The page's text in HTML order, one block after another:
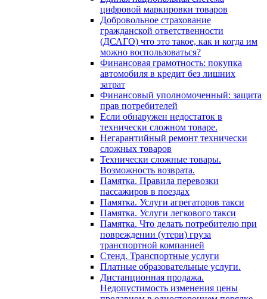
цифровой маркировки товаров
Добровольное страхование
гражданской ответственности
(ДСАГО) что это такое, как и когда им
можно воспользоваться?
Финансовая грамотность: покупка
автомобиля в кредит без лишних
затрат
Финансовый уполномоченный: защита
прав потребителей
Если обнаружен недостаток в
технически сложном товаре.
Негарантийный ремонт технически
сложных товаров
Технически сложные товары.
Возможность возврата.
Памятка. Правила перевозки
пассажиров в поездах
Памятка. Услуги агрегаторов такси
Памятка. Услуги легкового такси
Памятка. Что делать потребителю при
повреждении (утери) груза
транспортной компанией
Стенд. Транспортные услуги
Платные образовательные услуги.
Дистанционная продажа.
Недопустимость изменения цены